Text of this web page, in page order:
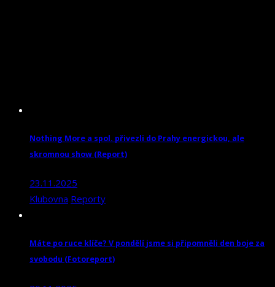
Nothing More a spol. přivezli do Prahy energickou, ale
skromnou show (Report)
23.11.2025
Klubovna Reporty
Máte po ruce klíče? V pondělí jsme si připomněli den boje za
svobodu (Fotoreport)